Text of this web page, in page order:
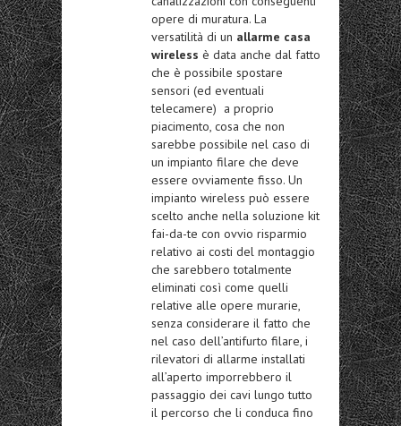
opere di muratura. La
versatilità di un allarme casa
wireless è data anche dal fatto
che è possibile spostare
sensori (ed eventuali
telecamere) a proprio
piacimento, cosa che non
sarebbe possibile nel caso di
un impianto filare che deve
essere ovviamente fisso. Un
impianto wireless può essere
scelto anche nella soluzione kit
fai-da-te con ovvio risparmio
relativo ai costi del montaggio
che sarebbero totalmente
eliminati così come quelli
relative alle opere murarie,
senza considerare il fatto che
nel caso dell’antifurto filare, i
rilevatori di allarme installati
all’aperto imporrebbero il
passaggio dei cavi lungo tutto
il percorso che li conduca fino